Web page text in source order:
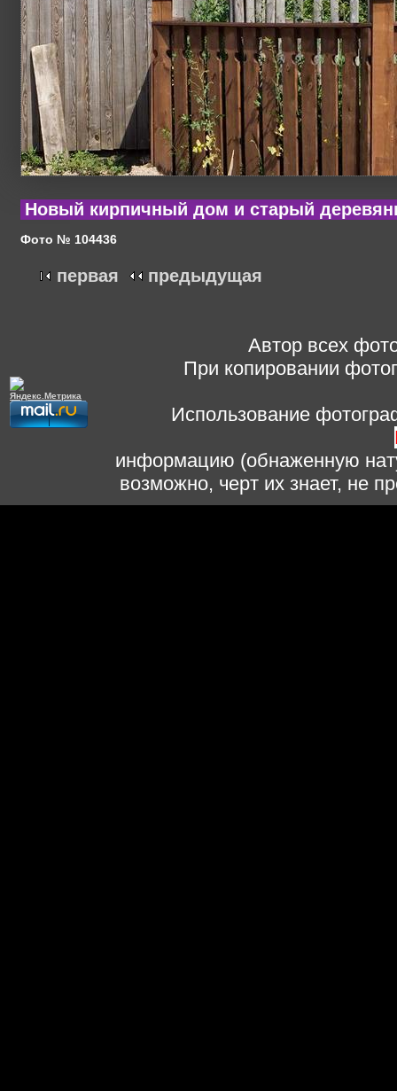
Новый кирпичный дом и старый
Фото № 104436
первая предыдущая
Автор всех
При копировании
Использование
информацию (обнаженную
возможно, черт их знает, не